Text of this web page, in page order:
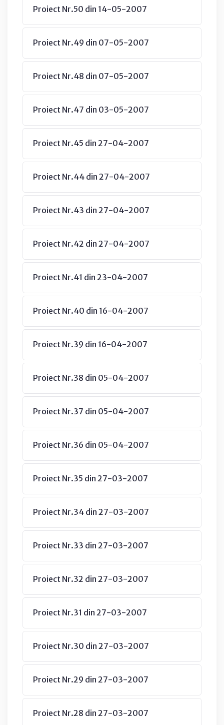
Proiect Nr.50 din 14-05-2007
Proiect Nr.49 din 07-05-2007
Proiect Nr.48 din 07-05-2007
Proiect Nr.47 din 03-05-2007
Proiect Nr.45 din 27-04-2007
Proiect Nr.44 din 27-04-2007
Proiect Nr.43 din 27-04-2007
Proiect Nr.42 din 27-04-2007
Proiect Nr.41 din 23-04-2007
Proiect Nr.40 din 16-04-2007
Proiect Nr.39 din 16-04-2007
Proiect Nr.38 din 05-04-2007
Proiect Nr.37 din 05-04-2007
Proiect Nr.36 din 05-04-2007
Proiect Nr.35 din 27-03-2007
Proiect Nr.34 din 27-03-2007
Proiect Nr.33 din 27-03-2007
Proiect Nr.32 din 27-03-2007
Proiect Nr.31 din 27-03-2007
Proiect Nr.30 din 27-03-2007
Proiect Nr.29 din 27-03-2007
Proiect Nr.28 din 27-03-2007